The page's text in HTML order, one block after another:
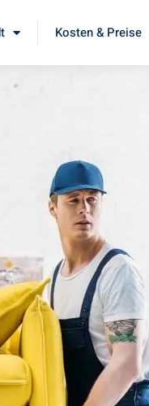
Kosten & Preise